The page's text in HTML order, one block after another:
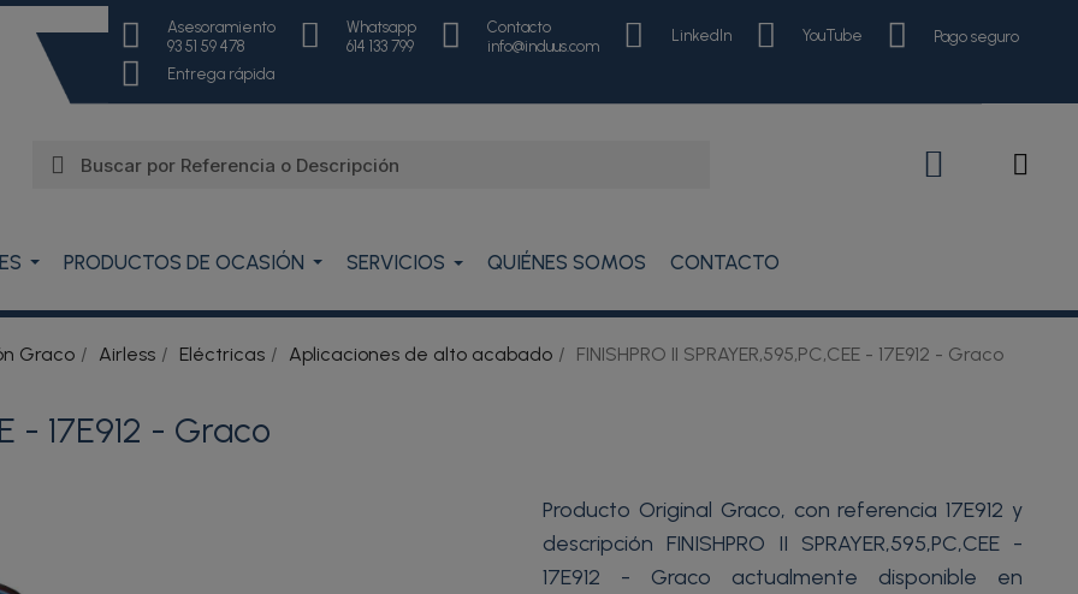
Asesoramiento
93 51 59 478
Whatsapp
614 133 799
Contacto
info@induus.com
LinkedIn YouTube Pago seguro
Entrega rápida
PRODUCTOS DE OCASIÓN SERVICIOS QUIÉNES SOMOS CONTACTO
Graco Airless Eléctricas Aplicaciones de alto acabado FINISHPRO II SPRAYER,595,PC,CEE - 17E912 - Graco
- 17E912 - Graco
Producto Original Graco, con referencia 17E912 y
descripción FINISHPRO II SPRAYER,595,PC,CEE -
17E912 - Graco actualmente disponible en